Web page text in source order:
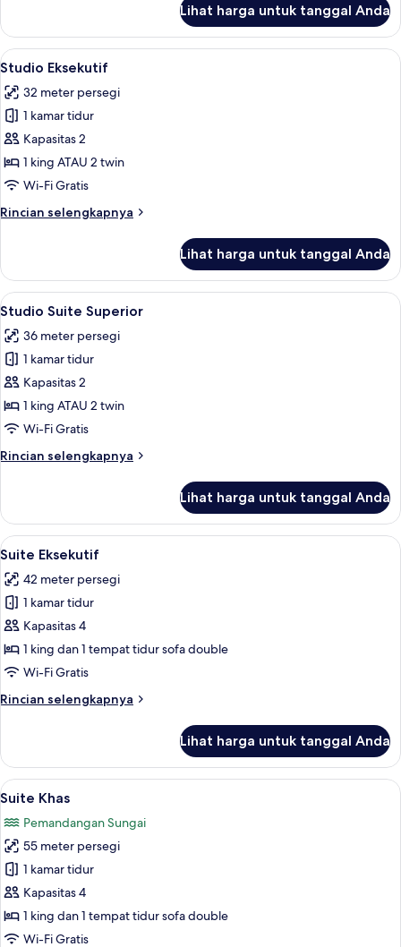
Studio
Superior
Lihat harga untuk tanggal Anda
Lihat
semua
foto
untuk
Studio
Eksekutif
Studio Eksekutif | Seprai antialergi,
12
Studio Eksekutif
32 meter persegi
1 kamar tidur
Kapasitas 2
1 king ATAU 2 twin
Wi-Fi Gratis
Rincian selengkapnya
Rincian
Studio
Eksekutif
Lihat harga untuk tanggal Anda
Lihat
semua
foto
untuk
Studio
Suite
Superior
Seprai antialergi, brankas, meja
14
Studio Suite Superior
36 meter persegi
1 kamar tidur
Kapasitas 2
1 king ATAU 2 twin
Wi-Fi Gratis
Rincian selengkapnya
Rincian
Studio
Suite
Superior
Lihat harga untuk tanggal Anda
Lihat
semua
foto
untuk
Suite
Eksekutif
Seprai antialergi, brankas, meja
18
Suite Eksekutif
42 meter persegi
1 kamar tidur
Kapasitas 4
1 king dan 1 tempat tidur sofa double
Wi-Fi Gratis
Rincian selengkapnya
Rincian
Suite
Eksekutif
Lihat harga untuk tanggal Anda
Lihat
semua
foto
untuk
Suite
Khas
Seprai antialergi, brankas, meja
21
Suite Khas
Pemandangan Sungai
55 meter persegi
1 kamar tidur
Kapasitas 4
1 king dan 1 tempat tidur sofa double
Wi-Fi Gratis